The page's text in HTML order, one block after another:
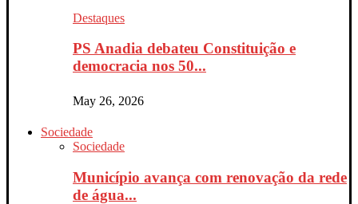
Destaques
PS Anadia debateu Constituição e
democracia nos 50...
May 26, 2026
Sociedade
Sociedade
Município avança com renovação da rede
de água...